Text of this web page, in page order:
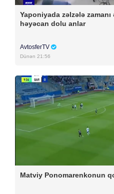
Yaponiyada zəlzələ
həyəcan dolu anlar
AvtosferTV
Dünən 21:56
Matviy Ponomarenkonun